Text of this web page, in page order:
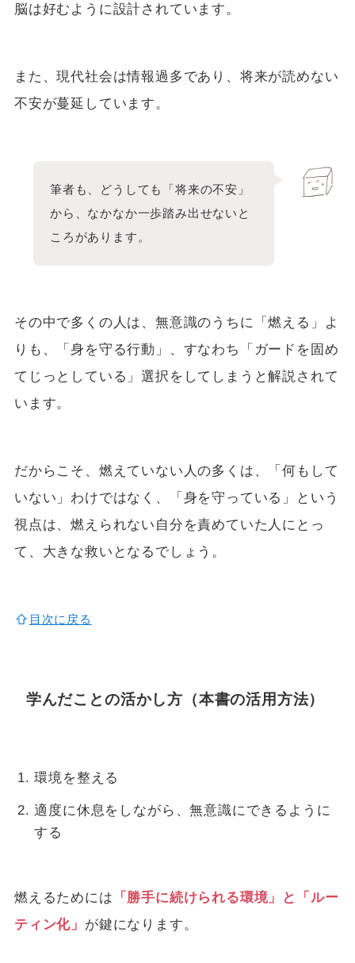
脳は好むように設計されています。
また、現代社会は情報過多であり、将来が読めない
不安が蔓延しています。
筆者も、どうしても「将来の不安」
から、なかなか一歩踏み出せないと
ころがあります。
その中で多くの人は、無意識のうちに「燃える」よ
りも、「身を守る行動」、すなわち「ガードを固め
てじっとしている」選択をしてしまうと解説されて
います。
だからこそ、燃えていない人の多くは、「何もして
いない」わけではなく、「身を守っている」という
視点は、燃えられない自分を責めていた人にとっ
て、大きな救いとなるでしょう。
目次に戻る
学んだことの活かし方（本書の活用方法）
環境を整える
適度に休息をしながら、無意識にできるように
する
燃えるためには 「勝手に続けられる環境」と「ルー
ティン化」 が鍵になります。